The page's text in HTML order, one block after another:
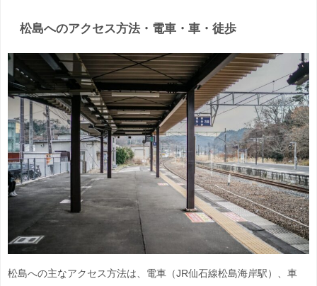
松島へのアクセス方法・電車・車・徒歩
松島への主なアクセス方法は、電車（JR仙石線松島海岸駅）、車